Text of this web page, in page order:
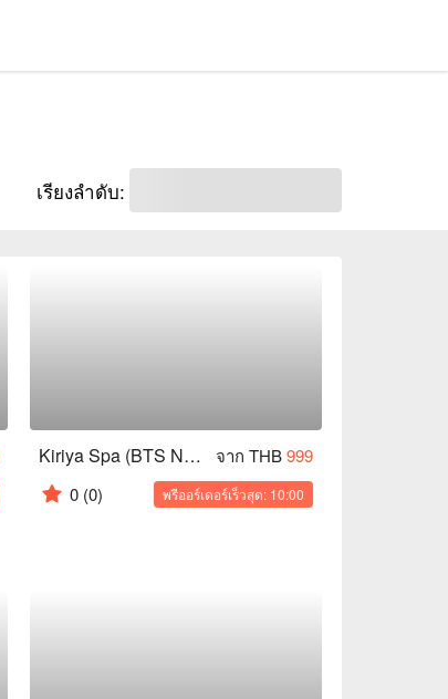
เรียงลำดับ:
Kiriya Spa (BTS National Stadium) จาก THB999
0 (0) พรีออร์เดอร์เร็วสุด: 10:00